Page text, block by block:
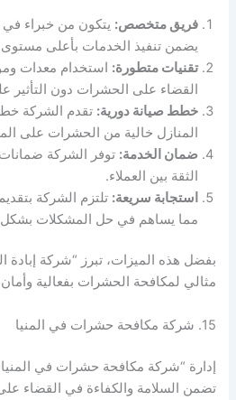
فريق متخصص: يتكون من خبراء
يضمن تنفيذ الخدمات بأعلى مستوى
تقنيات متطورة: استخدام معدات
القضاء على الحشرات دون التأثير
خطط صيانة دورية: تقدم الشركة
المنازل خالية من الحشرات على
ضمان الخدمة: توفر الشركة
الثقة بين العملاء.
استجابة سريعة: تلتزم الشركة
مما يساهم في حل المشكلات
بفضل هذه الميزات، تبرز “شركة إبادة
مثالي لمكافحة الحشرات بفعالية
15. شركة مكافحة حشرات في المنيا
إدارة “شركة مكافحة حشرات في
تضمن السلامة والكفاءة في القضاء